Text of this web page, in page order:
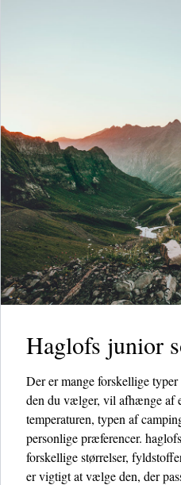
Haglofs junior
Der er mange forskellige
den du vælger, vil afhænge af
temperaturen, typen af
personlige præferencer.
forskellige størrelser,
er vigtigt at vælge den, der